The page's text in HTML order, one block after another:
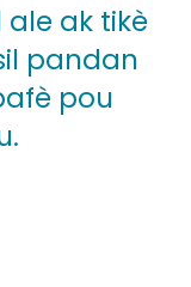
ale ak tikè
pandan
pou